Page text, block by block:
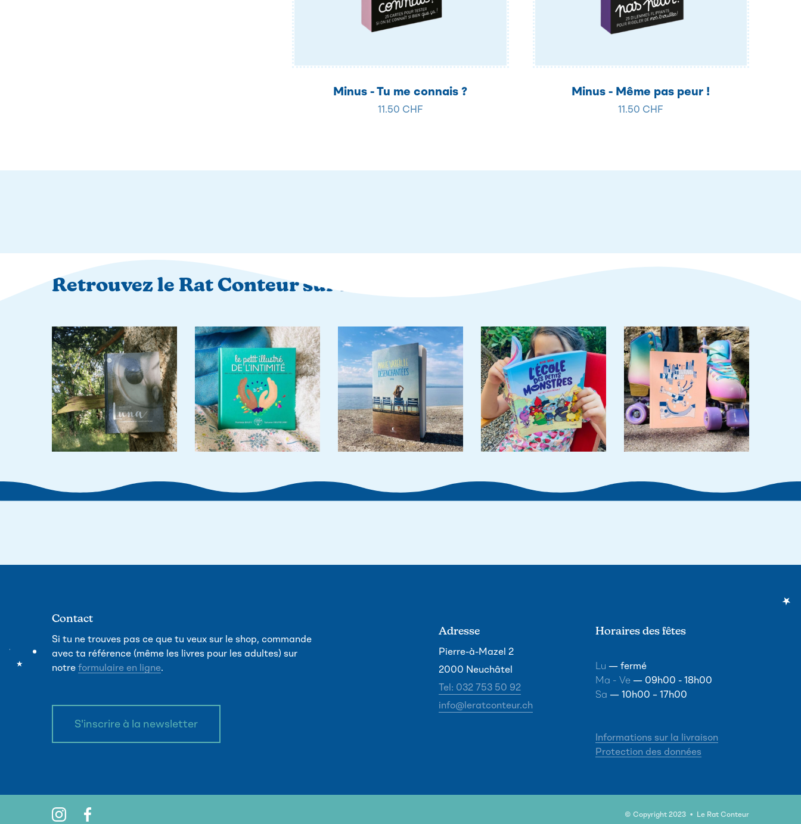
Minus - Tu me connais ?
11.50 CHF
Minus - Même pas peur !
11.50 CHF
Retrouvez le Rat Conteur sur Instagram
Contact
Si tu ne trouves pas ce que tu veux sur le shop, commande
avec ta référence (même les livres pour les adultes) sur
notre formulaire en ligne.
S'inscrire à la newsletter
Adresse
Pierre-à-Mazel 2
2000 Neuchâtel
Tel: 032 753 50 92
info@leratconteur.ch
Horaires des fêtes
Lu — fermé
Ma - Ve— 09h00 - 18h00
Sa — 10h00 – 17h00
Informations sur la livraison
Protection des données
© Copyright 2023 • Le Rat Conteur